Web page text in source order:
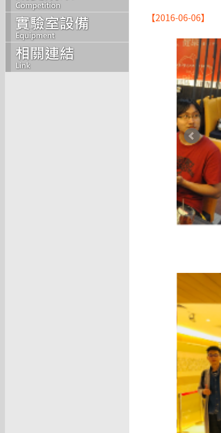
【2016-06-06】